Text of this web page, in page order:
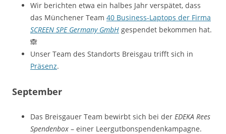
Wir berichten etwa ein halbes Jahr verspätet, dass
das Münchener Team 40 Business-Laptops der Firma
SCREEN SPE Germany GmbH gespendet bekommen hat.
🙈
Unser Team des Standorts Breisgau trifft sich in
Präsenz.
September
Das Breisgauer Team bewirbt sich bei der EDEKA Rees
Spendenbox – einer Leergutbonspendenkampagne.